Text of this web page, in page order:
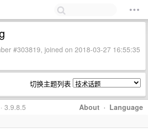
#303819, joined on 2018-03-27 16:55:35
切换主题列表
About · Language
3.9.8.5